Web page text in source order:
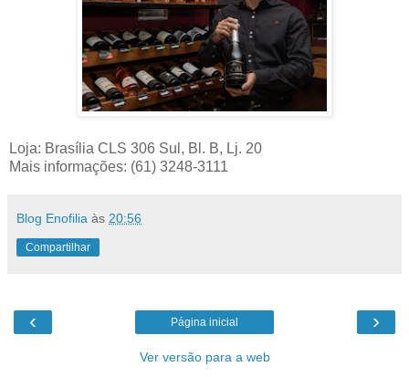
Loja: Brasília CLS 306 Sul, Bl. B, Lj. 20
Mais informações: (61) 3248-3111
Blog Enofilia às 20:56
Compartilhar
‹ ›
Página inicial
Ver versão para a web